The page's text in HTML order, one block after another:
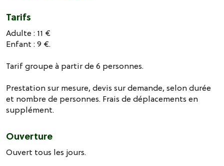
Tarifs
Adulte : 11 €
Enfant : 9 €.
Tarif groupe à partir de 6 personnes.
Prestation sur mesure, devis sur demande, selon durée
et nombre de personnes. Frais de déplacements en
supplément.
Ouverture
Ouvert tous les jours.